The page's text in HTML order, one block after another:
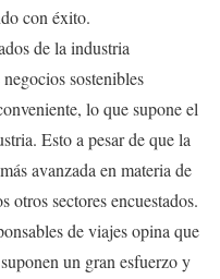
con éxito.
de la industria
sostenibles
lo que supone el
Esto a pesar de que la
avanzada en materia de
otros sectores encuestados.
de viajes opina que
un gran esfuerzo y